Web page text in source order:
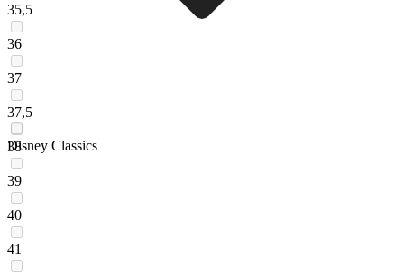
35,5
36
37
37,5
38
39
40
41
Disney Classics